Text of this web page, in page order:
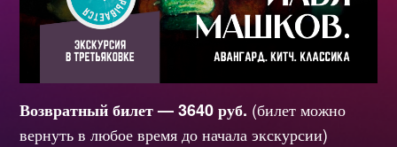
Возвратный билет — 3640 руб. (билет можно
вернуть в любое время до начала экскурсии)